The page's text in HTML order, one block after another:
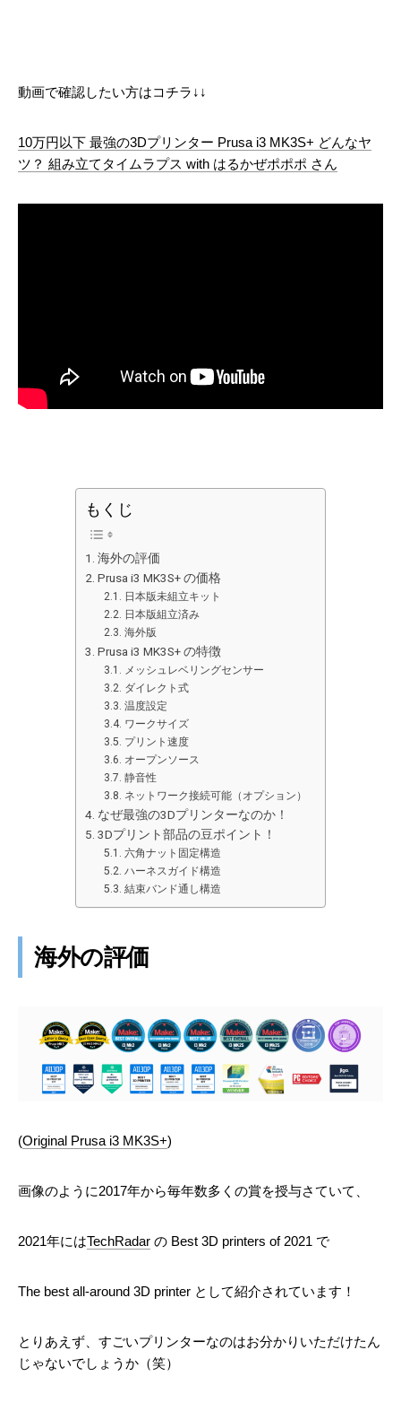
動画で確認したい方はコチラ↓↓
10万円以下 最強の3Dプリンター Prusa i3 MK3S+ どんなヤ
ツ？ 組み立てタイムラプス with はるかぜポポポ さん
もくじ
海外の評価
Prusa i3 MK3S+ の価格
日本版未組立キット
日本版組立済み
海外版
Prusa i3 MK3S+ の特徴
メッシュレベリングセンサー
ダイレクト式
温度設定
ワークサイズ
プリント速度
オープンソース
静音性
ネットワーク接続可能（オプション）
なぜ最強の3Dプリンターなのか！
3Dプリント部品の豆ポイント！
六角ナット固定構造
ハーネスガイド構造
結束バンド通し構造
海外の評価
(Original Prusa i3 MK3S+)
画像のように2017年から毎年数多くの賞を授与さていて、
2021年にはTechRadar の Best 3D printers of 2021 で
The best all-around 3D printer として紹介されています！
とりあえず、すごいプリンターなのはお分かりいただけたん
じゃないでしょうか（笑）